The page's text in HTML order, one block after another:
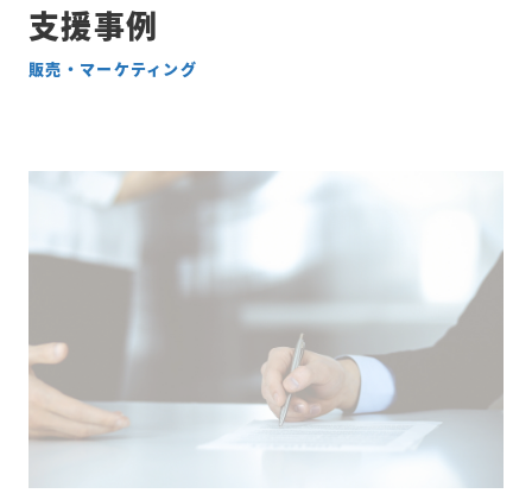
支援事例
販売・マーケティング